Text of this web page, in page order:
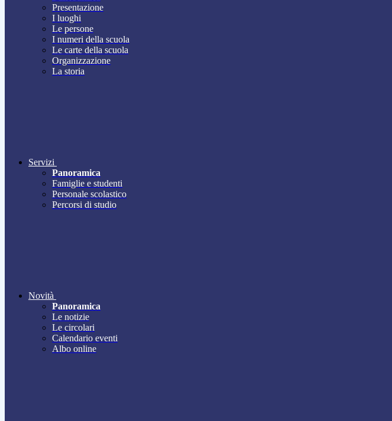
Presentazione
I luoghi
Le persone
I numeri della scuola
Le carte della scuola
Organizzazione
La storia
Servizi
Panoramica
Famiglie e studenti
Personale scolastico
Percorsi di studio
Novità
Panoramica
Le notizie
Le circolari
Calendario eventi
Albo online